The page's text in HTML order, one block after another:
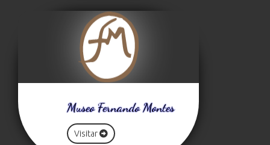
Museo Fernando Montes
Visitar